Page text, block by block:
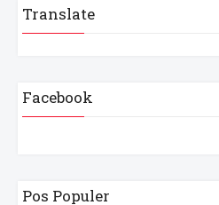
Translate
Facebook
Pos Populer